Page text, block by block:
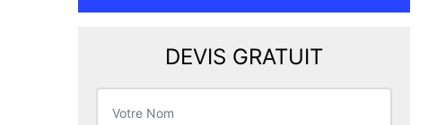
DEVIS GRATUIT